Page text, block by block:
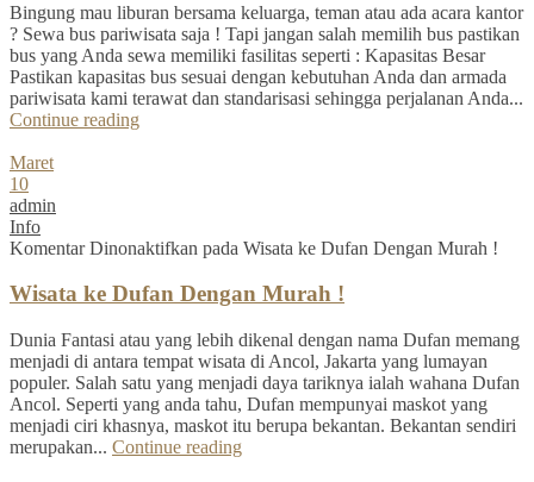
Bingung mau liburan bersama keluarga, teman atau ada acara kantor
? Sewa bus pariwisata saja ! Tapi jangan salah memilih bus pastikan
bus yang Anda sewa memiliki fasilitas seperti : Kapasitas Besar
Pastikan kapasitas bus sesuai dengan kebutuhan Anda dan armada
pariwisata kami terawat dan standarisasi sehingga perjalanan Anda...
Continue reading
Maret
10
admin
Info
Komentar Dinonaktifkan pada Wisata ke Dufan Dengan Murah !
Wisata ke Dufan Dengan Murah !
Dunia Fantasi atau yang lebih dikenal dengan nama Dufan memang
menjadi di antara tempat wisata di Ancol, Jakarta yang lumayan
populer. Salah satu yang menjadi daya tariknya ialah wahana Dufan
Ancol. Seperti yang anda tahu, Dufan mempunyai maskot yang
menjadi ciri khasnya, maskot itu berupa bekantan. Bekantan sendiri
merupakan... Continue reading